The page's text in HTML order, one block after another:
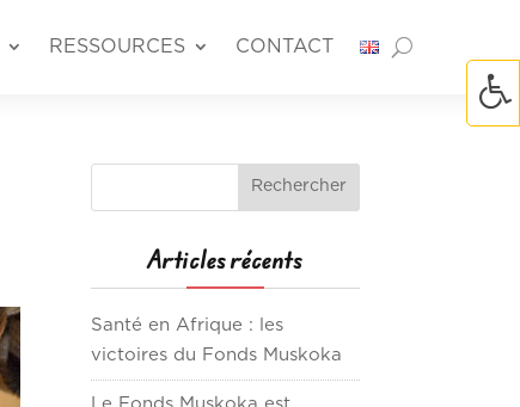
RESSOURCES CONTACT
Articles récents
Santé en Afrique : les
victoires du Fonds Muskoka